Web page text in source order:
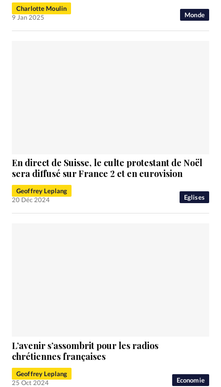
Monde
Charlotte Moulin
9 Jan 2025
Eglises
En direct de Suisse, le culte protestant de Noël
sera diffusé sur France 2 et en eurovision
Geoffrey Leplang
20 Déc 2024
Economie
L’avenir s’assombrit pour les radios
chrétiennes françaises
Geoffrey Leplang
25 Oct 2024